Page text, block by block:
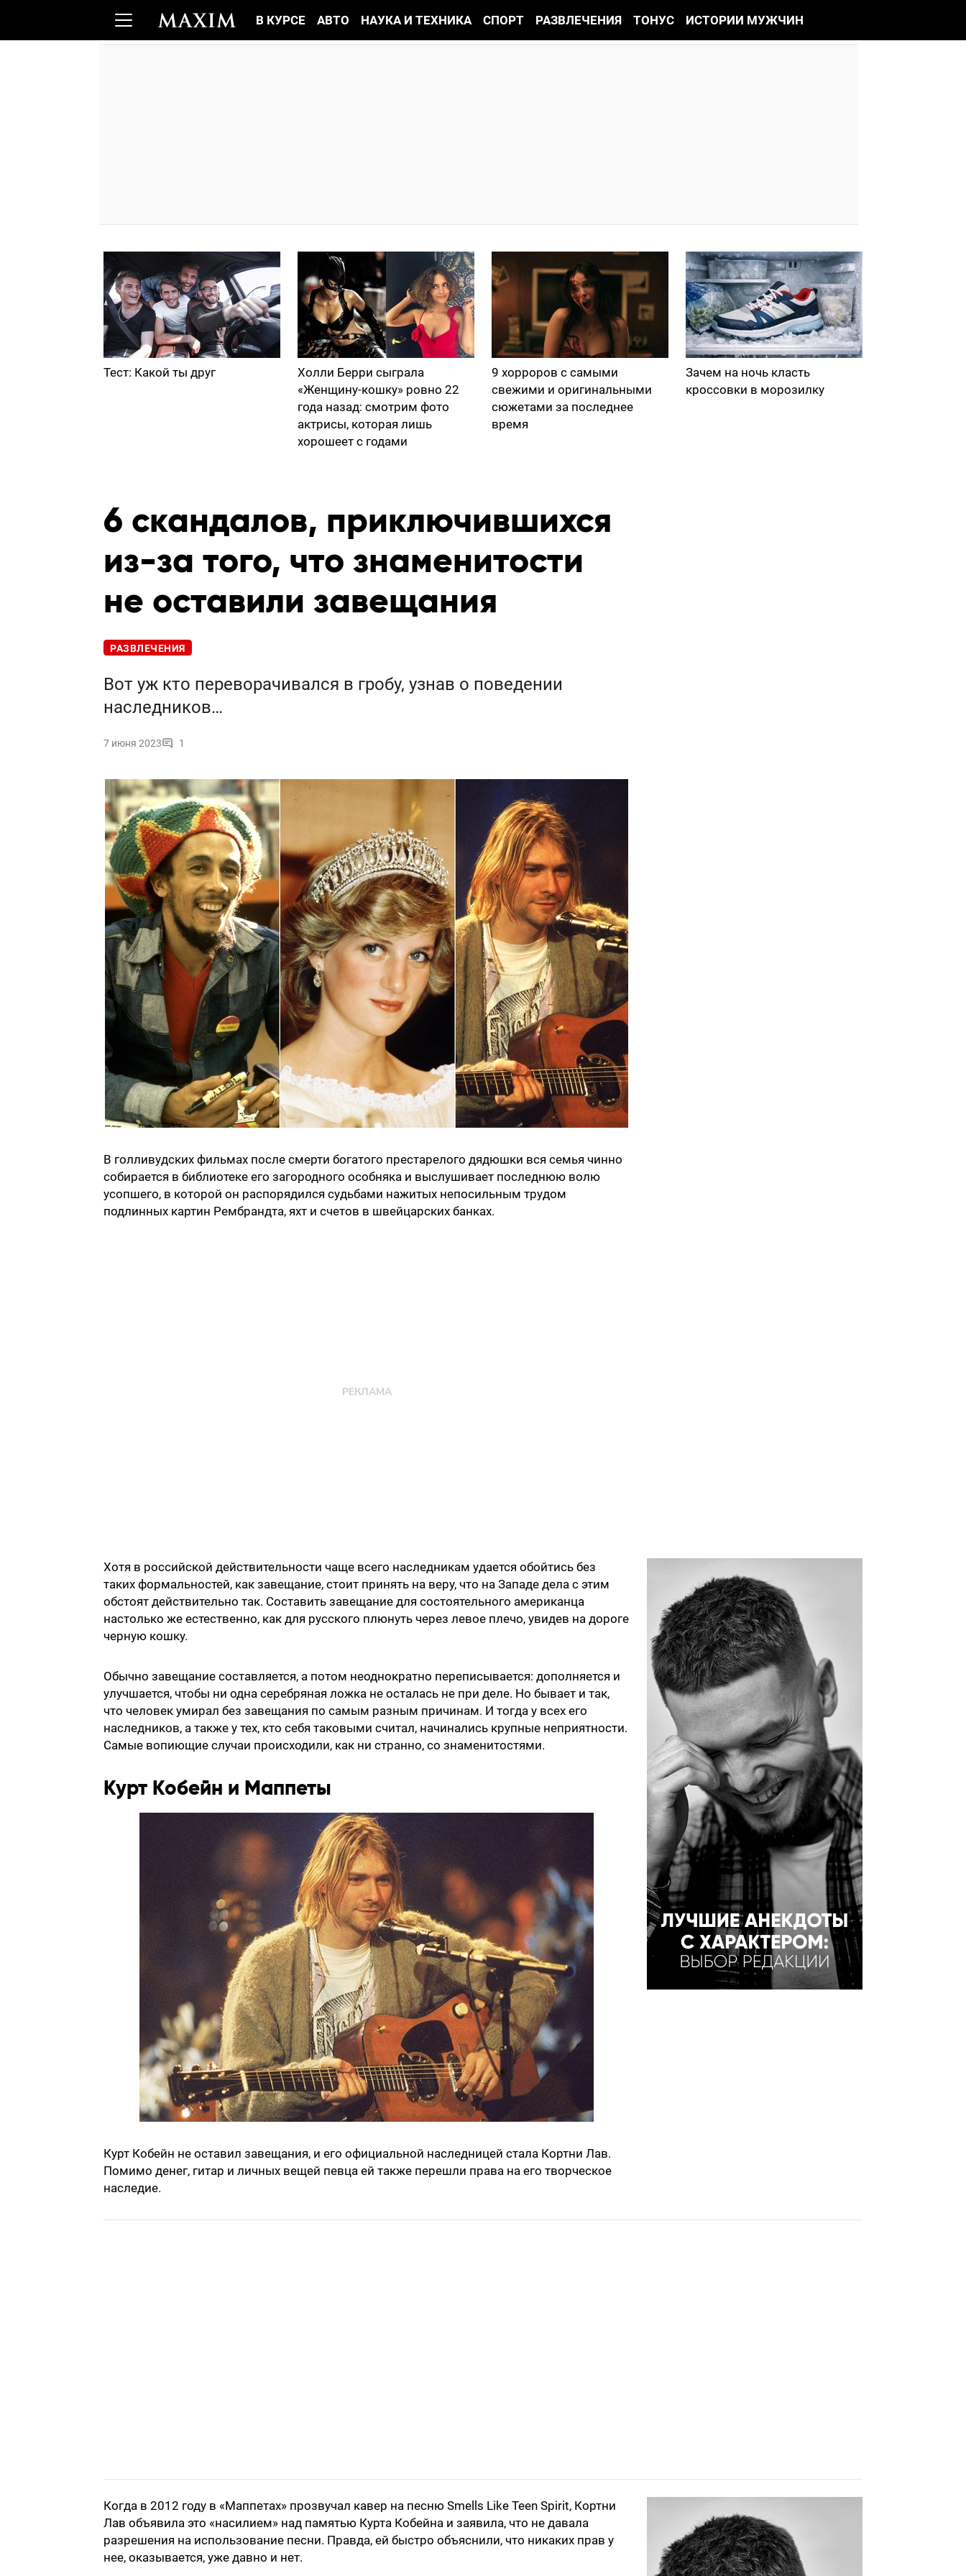
В КУРСЕ АВТО НАУКА И ТЕХНИКА СПОРТ РАЗВЛЕЧЕНИЯ ТОНУС ИСТОРИИ МУЖЧИН
Тест: Какой ты друг
Холли Берри сыграла
«Женщину-кошку» ровно 22
года назад: смотрим фото
актрисы, которая лишь
хорошеет с годами
9 хорроров с самыми
свежими и оригинальными
сюжетами за последнее
время
Зачем на ночь класть
кроссовки в морозилку
6 скандалов, приключившихся
из-за того, что знаменитости
не оставили завещания
РАЗВЛЕЧЕНИЯ
Вот уж кто переворачивался в гробу, узнав о поведении
наследников…
7 июня 2023 1
В голливудских фильмах после смерти богатого престарелого дядюшки вся семья чинно
собирается в библиотеке его загородного особняка и выслушивает последнюю волю
усопшего, в которой он распорядился судьбами нажитых непосильным трудом
подлинных картин Рембрандта, яхт и счетов в швейцарских банках.
Хотя в российской действительности чаще всего наследникам удается обойтись без
таких формальностей, как завещание, стоит принять на веру, что на Западе дела с этим
обстоят действительно так. Составить завещание для состоятельного американца
настолько же естественно, как для русского плюнуть через левое плечо, увидев на дороге
черную кошку.
Обычно завещание составляется, а потом неоднократно переписывается: дополняется и
улучшается, чтобы ни одна серебряная ложка не осталась не при деле. Но бывает и так,
что человек умирал без завещания по самым разным причинам. И тогда у всех его
наследников, а также у тех, кто себя таковыми считал, начинались крупные неприятности.
Самые вопиющие случаи происходили, как ни странно, со знаменитостями.
Курт Кобейн и Маппеты
Курт Кобейн не оставил завещания, и его официальной наследницей стала Кортни Лав.
Помимо денег, гитар и личных вещей певца ей также перешли права на его творческое
наследие.
Когда в 2012 году в «Маппетах» прозвучал кавер на песню Smells Like Teen Spirit, Кортни
Лав объявила это «насилием» над памятью Курта Кобейна и заявила, что не давала
разрешения на использование песни. Правда, ей быстро объяснили, что никаких прав у
нее, оказывается, уже давно и нет.